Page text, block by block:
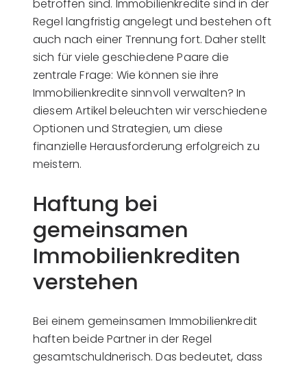
betroffen sind. Immobilienkredite sind in der
Regel langfristig angelegt und bestehen oft
auch nach einer Trennung fort. Daher stellt
sich für viele geschiedene Paare die
zentrale Frage: Wie können sie ihre
Immobilienkredite sinnvoll verwalten? In
diesem Artikel beleuchten wir verschiedene
Optionen und Strategien, um diese
finanzielle Herausforderung erfolgreich zu
meistern.
Haftung bei
gemeinsamen
Immobilienkrediten
verstehen
Bei einem gemeinsamen Immobilienkredit
haften beide Partner in der Regel
gesamtschuldnerisch. Das bedeutet, dass